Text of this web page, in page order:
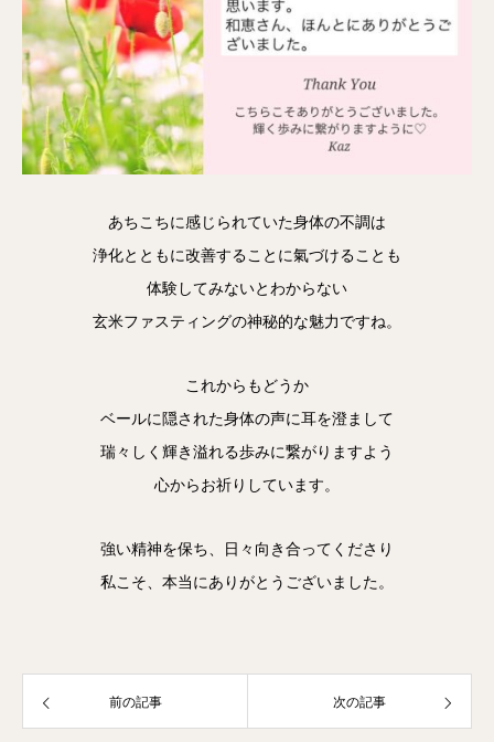
あちこちに感じられていた身体の不調は
浄化とともに改善することに氣づけることも
体験してみないとわからない
玄米ファスティングの神秘的な魅力ですね。
これからもどうか
ベールに隠された身体の声に耳を澄まして
瑞々しく輝き溢れる歩みに繋がりますよう
心からお祈りしています。
強い精神を保ち、日々向き合ってくださり
私こそ、本当にありがとうございました。
前の記事 次の記事